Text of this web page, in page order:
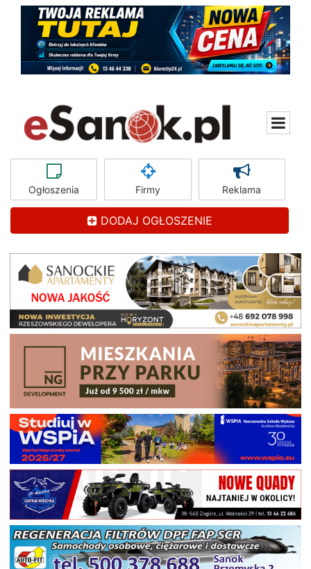
Ogłoszenia Firmy Reklama
DODAJ OGŁOSZENIE